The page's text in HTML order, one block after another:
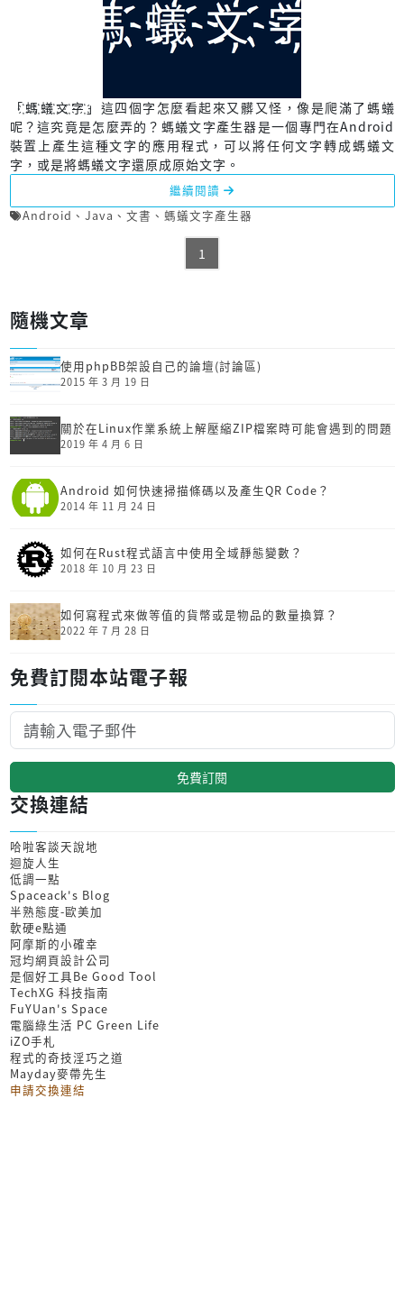
「҉螞҉蟻҉文҉字҉」這四個字怎麼看起來又髒又怪，像是爬滿了螞蟻
呢？這究竟是怎麼弄的？螞蟻文字產生器是一個專門在Android
裝置上產生這種文字的應用程式，可以將任何文字轉成螞蟻文
字，或是將螞蟻文字還原成原始文字。
繼續閱讀
Android 、 Java 、 文書 、 螞蟻文字產生器
1
隨機文章
使用phpBB架設自己的論壇(討論區)
2015 年 3 月 19 日
關於在Linux作業系統上解壓縮ZIP檔案時可能會遇到的問題
2019 年 4 月 6 日
Android 如何快速掃描條碼以及產生QR Code？
2014 年 11 月 24 日
如何在Rust程式語言中使用全域靜態變數？
2018 年 10 月 23 日
如何寫程式來做等值的貨幣或是物品的數量換算？
2022 年 7 月 28 日
免費訂閱本站電子報
免費訂閱
交換連結
哈啦客談天說地
迴旋人生
低調一點
Spaceack's Blog
半熟態度-歐美加
軟硬e點通
阿摩斯的小確幸
冠均網頁設計公司
是個好工具Be Good Tool
TechXG 科技指南
FuYUan's Space
電腦綠生活 PC Green Life
iZO手札
程式的奇技淫巧之道
Mayday麥帶先生
申請交換連結